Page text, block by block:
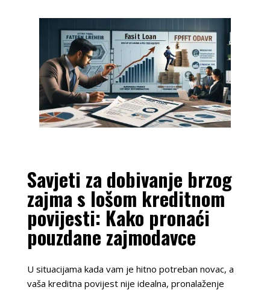
Savjeti za dobivanje brzog
zajma s lošom kreditnom
povijesti: Kako pronaći
pouzdane zajmodavce
U situacijama kada vam je hitno potreban novac, a
vaša kreditna povijest nije idealna, pronalaženje